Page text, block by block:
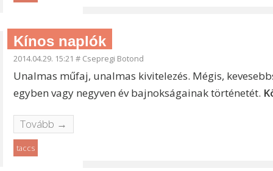
Kínos naplók
2014.04.29. 15:21 # Csepregi Botond
Unalmas műfaj, unalmas kivitelezés. Mégis,
egyben vagy negyven év bajnokságainak történetét.
Tovább →
taccs